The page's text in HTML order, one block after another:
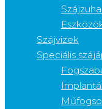
Szájvizek
Speciális